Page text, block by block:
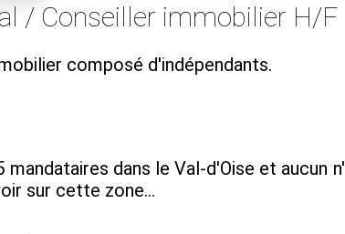
/ Conseiller immobilier H/F
composé d'indépendants.
dans le Val-d'Oise et
sur cette zone...